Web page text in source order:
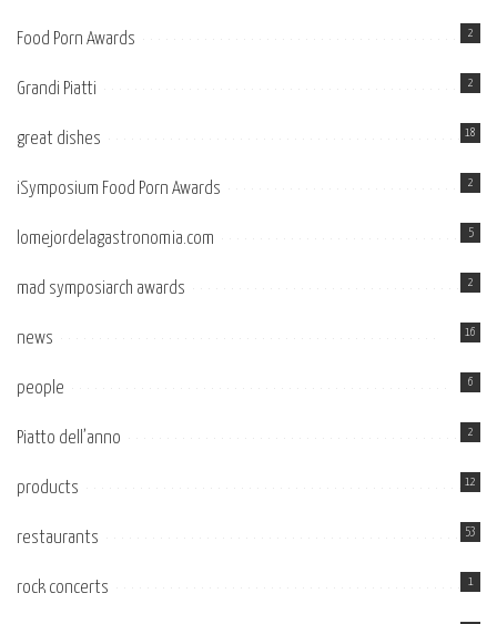
Food Porn Awards 2
Grandi Piatti 2
great dishes 18
iSymposium Food Porn Awards 2
lomejordelagastronomia.com 5
mad symposiarch awards 2
news 16
people 6
Piatto dell’anno 2
products 12
restaurants 53
rock concerts 1